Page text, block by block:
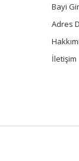
Bayi
Adres
İletişim